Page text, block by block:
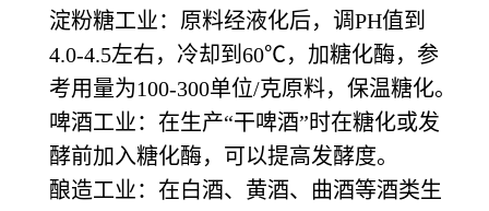
淀粉糖工业：原料经液化后，调PH值到
4.0-4.5左右，冷却到60℃，加糖化酶，参
考用量为100-300单位/克原料，保温糖化。
啤酒工业：在生产“干啤酒”时在糖化或发
酵前加入糖化酶，可以提高发酵度。
酿造工业：在白酒、黄酒、曲酒等酒类生